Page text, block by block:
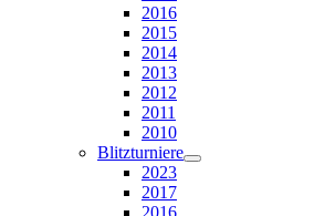
2016
2015
2014
2013
2012
2011
2010
Blitzturniere
2023
2017
2016